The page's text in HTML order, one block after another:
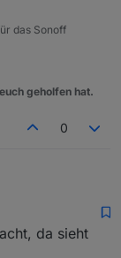
das Sonoff
geholfen hat.
0
da sieht